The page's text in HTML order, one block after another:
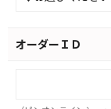
オーダーＩＤ